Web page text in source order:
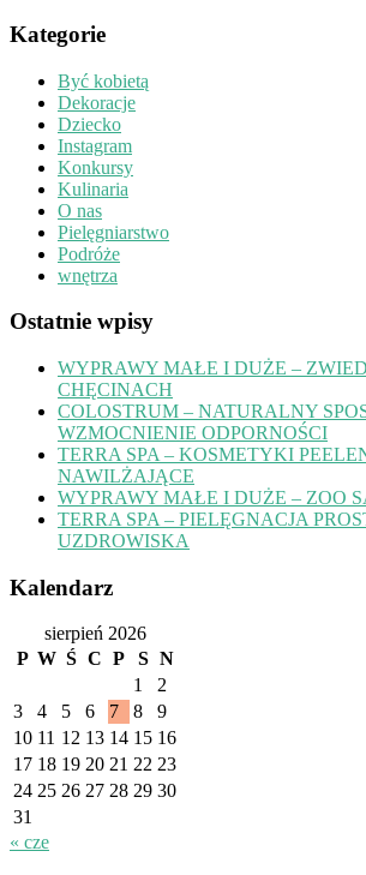
Kategorie
Być kobietą
Dekoracje
Dziecko
Instagram
Konkursy
Kulinaria
O nas
Pielęgniarstwo
Podróże
wnętrza
Ostatnie wpisy
WYPRAWY MAŁE I DUŻE –
CHĘCINACH
COLOSTRUM – NATURALNY
WZMOCNIENIE ODPORNOŚCI
TERRA SPA – KOSMETYKI
NAWILŻAJĄCE
WYPRAWY MAŁE I DUŻE – ZOO
TERRA SPA – PIELĘGNACJA
UZDROWISKA
Kalendarz
sierpień 2026
P W Ś C P S N
1
2
3
4 5 6 7 8
9
10 11 12 13 14 15 16
17 18 19 20 21 22 23
24 25 26 27 28 29 30
31
« cze